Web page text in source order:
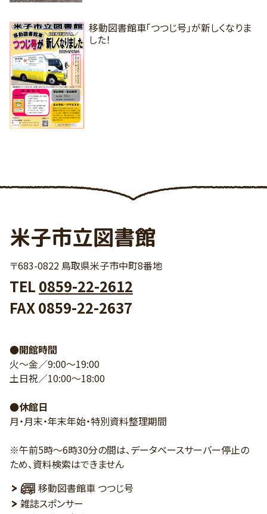
移動図書館車「つつじ号」が新しくなりま
した！
米子市立図書館
〒683-0822 鳥取県米子市中町8番地
TEL 0859-22-2612
FAX 0859-22-2637
●開館時間
火～金／9:00～19:00
土日祝／10:00～18:00
●休館日
月・月末・年末年始・特別資料整理期間
※午前5時～6時30分の間は、データベースサーバー停止の
ため、資料検索はできません
移動図書館車 つつじ号
雑誌スポンサー